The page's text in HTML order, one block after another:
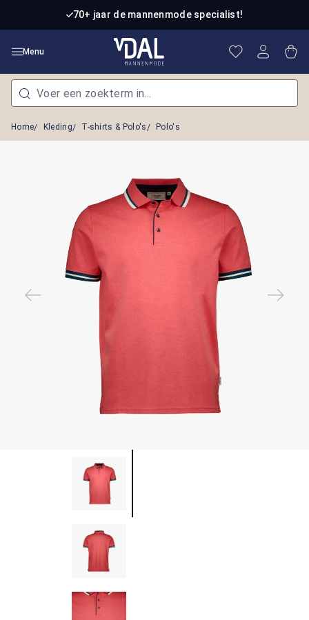
Ga naar de hoofdinhoud70+ jaar de mannenmode specialist!
Menu Je hebt 0
Home Kleding T-shirts & Polo's Polo's